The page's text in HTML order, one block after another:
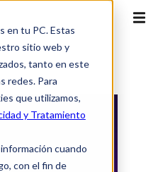
en tu PC. Estas
sitio web y
tanto en este
redes. Para
que utilizamos,
y Tratamiento
cuando
con el fin de